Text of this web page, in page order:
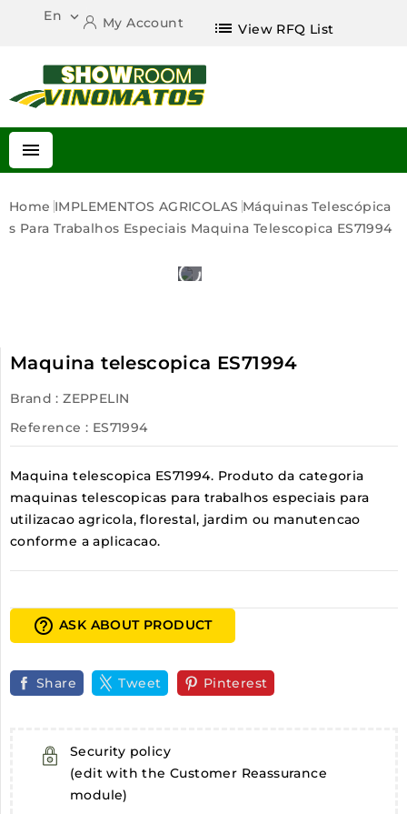
En  My Account list View RFQ List

Home IMPLEMENTOS AGRICOLAS Máquinas Telescópica
S Para Trabalhos Especiais Maquina Telescopica ES71994
Maquina telescopica ES71994
Brand : ZEPPELIN
Reference : ES71994
Maquina telescopica ES71994. Produto da categoria
maquinas telescopicas para trabalhos especiais para
utilizacao agricola, florestal, jardim ou manutencao
conforme a aplicacao.
help_outline ASK ABOUT PRODUCT
Share Tweet Pinterest
Security policy
(edit with the Customer Reassurance
module)